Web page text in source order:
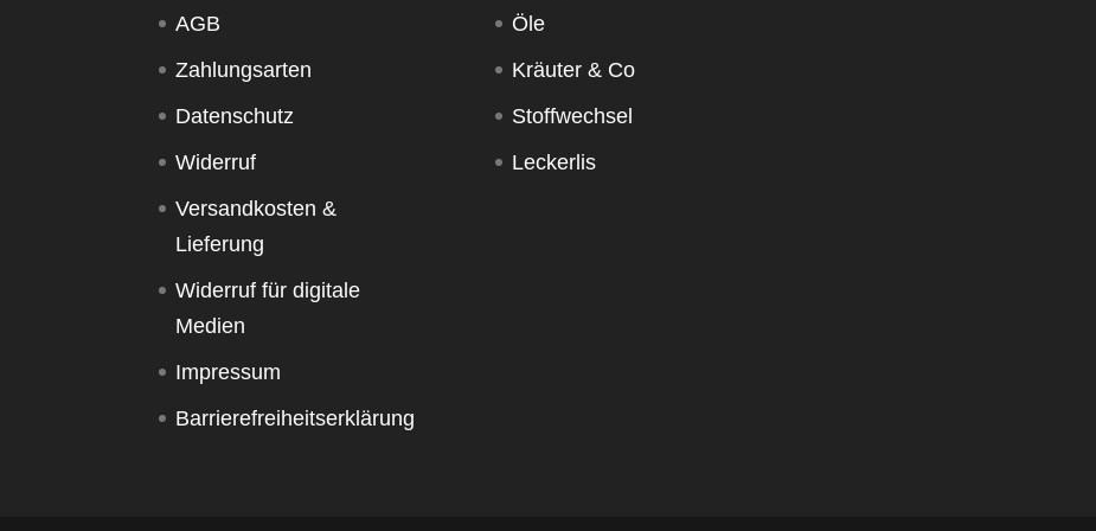
AGB
Zahlungsarten
Datenschutz
Widerruf
Versandkosten &
Lieferung
Widerruf für digitale
Medien
Impressum
Barrierefreiheitserklärung
Öle
Kräuter & Co
Stoffwechsel
Leckerlis